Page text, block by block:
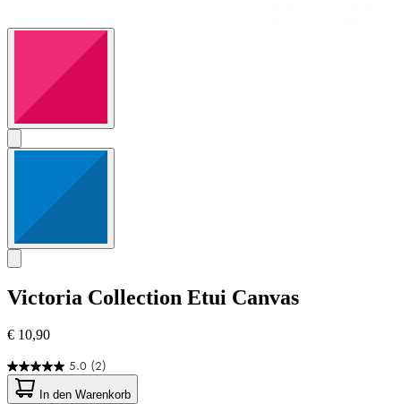
Victoria Collection Etui Canvas
€ 10,90
5.0 (2)
5.0
von
In den Warenkorb